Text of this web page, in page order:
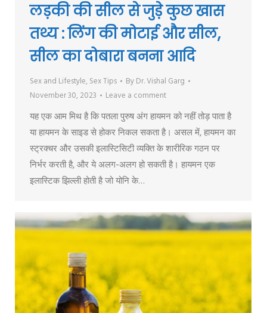
लड़की की सील से जुड़े कुछ खास
तथ्य : लिंग की मोटाई और सील,
सील का दोबारा बनना आदि
Sex and Lifestyle, Sex Tips By Dr. Vishal Garg
November 30, 2023
Leave a comment
यह एक आम मिथ है कि पतला पुरुष अंग हायमन को नहीं तोड़ पाता है
या हायमन के साइड से होकर निकल सकता है। असल में, हायमन का
स्ट्रक्चर और उसकी इलास्टिसिटी व्यक्ति के शारीरिक गठन पर
निर्भर करती है, और ये अलग-अलग हो सकती है। हायमन एक
इलास्टिक झिल्ली होती है जो योनि के…